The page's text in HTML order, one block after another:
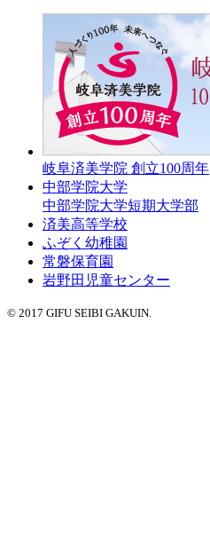
岐阜済美学院 創立100周年
中部学院大学
中部学院大学短期大学部
済美高等学校
ふぞく幼稚園
常磐保育園
岩野田児童センター
© 2017 GIFU SEIBI GAKUIN.